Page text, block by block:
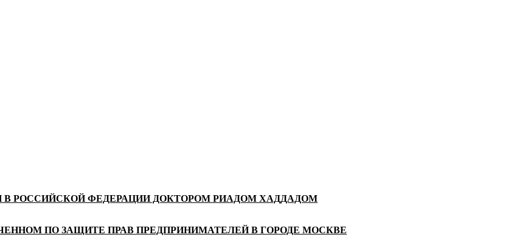
РОССИЙСКОЙ ФЕДЕРАЦИИ ДОКТОРОМ РИАДОМ ХАДДАДОМ
ПО ЗАЩИТЕ ПРАВ ПРЕДПРИНИМАТЕЛЕЙ В ГОРОДЕ МОСКВЕ